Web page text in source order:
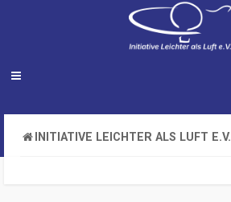
INITIATIVE LEICHTER ALS LUFT E.V.